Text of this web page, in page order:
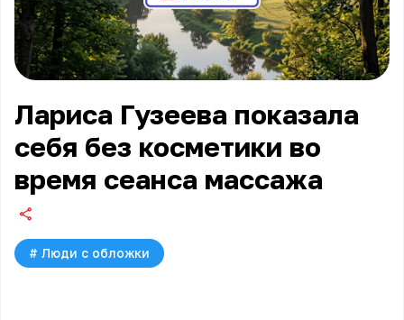
Лариса Гузеева показала
себя без косметики во
время сеанса массажа
# Люди с обложки